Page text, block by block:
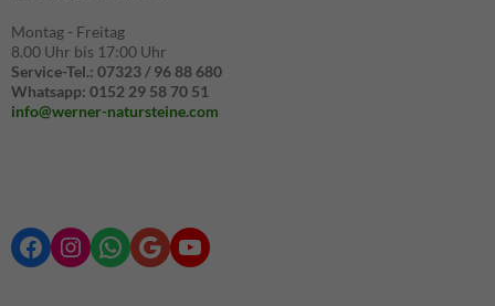
Montag - Freitag
8.00 Uhr bis 17:00 Uhr
Service-Tel.: 07323 / 96 88 680
Whatsapp: 0152 29 58 70 51
info@werner-natursteine.com
Facebook Instagram WhatsApp Google YouTube